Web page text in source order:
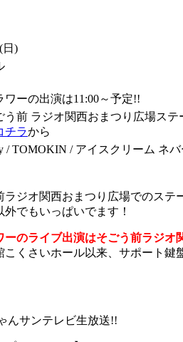
(日)
ーの出演は11:00～予定!!
う前 ラジオ関西おまつり広場ステ
チラから
/ TOMOKIN / アイスクリーム ネ
ラジオ関西おまつり広場でのステ
外でもいっぱいでます！
ーのライブ出演はそごう前ラジオ
くさいホール以来、サポート鍵
んサンテレビ生放送!!